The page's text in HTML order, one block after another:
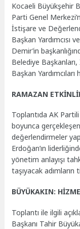
Kocaeli Büyükşehir
Parti Genel
İstişare ve
Başkan Yardımcısı
Demir’in
Belediye
Başkan Yardımcıları
RAMAZAN
Toplantıda AK
boyunca
değerlendirmeler
Erdoğan’ın
yönetim anlayışı
taşıyacak
BÜYÜKAKIN:
Toplantı ile ilgili
Başkanı Tahir